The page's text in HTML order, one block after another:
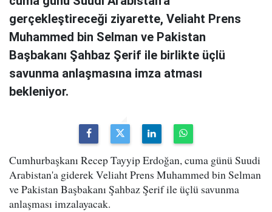
gerçekleştireceği ziyarette, Veliaht Prens
Muhammed bin Selman ve Pakistan
Başbakanı Şahbaz Şerif ile birlikte üçlü
savunma anlaşmasına imza atması
bekleniyor.
Cumhurbaşkanı Recep Tayyip Erdoğan, cuma günü Suudi
Arabistan'a giderek Veliaht Prens Muhammed bin Selman
ve Pakistan Başbakanı Şahbaz Şerif ile üçlü savunma
anlaşması imzalayacak.